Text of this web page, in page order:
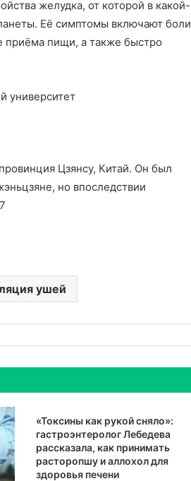
желудка, от которой в какой-
Её симптомы включают боли
приёма пищи, а также быстро
университет
Цзянсу, Китай. Он был
но впоследствии
ушей
«Токсины как рукой сняло»:
гастроэнтеролог Лебедева
рассказала, как принимать
расторопшу и аллохол для
здоровья печени